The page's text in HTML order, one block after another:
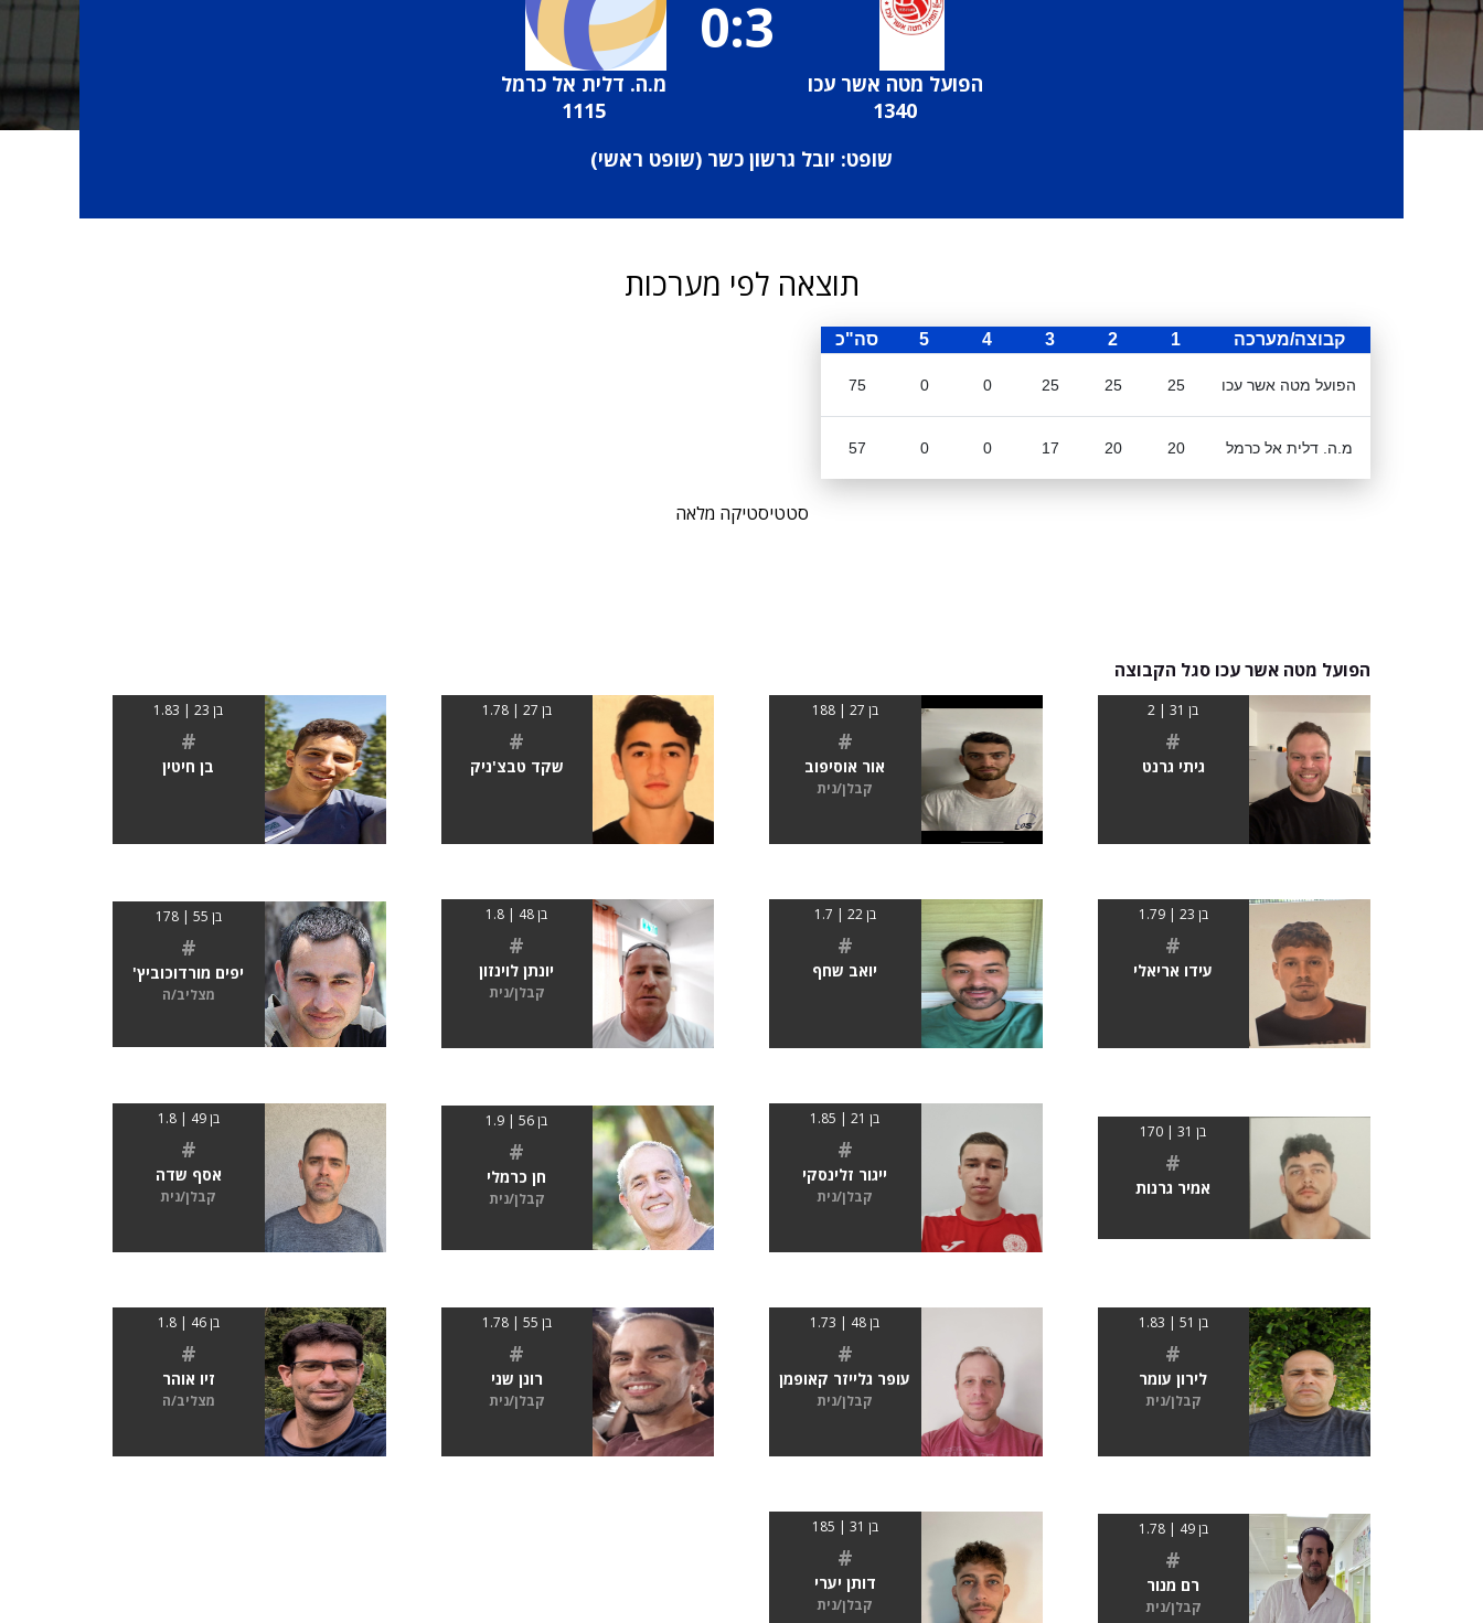
הפועל מטה אשר עכו
1340
0:3
מ.ה. דלית אל כרמל
1115
שופט: יובל גרשון כשר (שופט ראשי)
תוצאה לפי מערכות
קבוצה/מערכה 1
2
3
4
5 סה"כ
הפועל מטה אשר עכו 25
25
25
0
0
75
מ.ה. דלית אל כרמל 20
20
17
0
0
57
סטטיסטיקה מלאה
הפועל מטה אשר עכו סגל הקבוצה
בן 31 | 2
#
גיתי גרנט
בן 27 | 188
#
אור אוסיפוב
קבלן/נית
בן 27 | 1.78
#
שקד טבצ'ניק
בן 23 | 1.83
#
בן חיטין
בן 23 | 1.79
#
עידו אריאלי
בן 22 | 1.7
#
יואב שחף
בן 48 | 1.8
#
יונתן לוינזון
קבלן/נית
בן 55 | 178
#
יפים מורדוכוביץ'
מצליב/ה
בן 31 | 170
#
אמיר גרנות
בן 21 | 1.85
#
ייגור זלינסקי
קבלן/נית
בן 56 | 1.9
#
חן כרמלי
קבלן/נית
בן 49 | 1.8
#
אסף שדה
קבלן/נית
בן 51 | 1.83
#
לירון עומר
קבלן/נית
בן 48 | 1.73
#
עופר גלייזר קאופמן
קבלן/נית
בן 55 | 1.78
#
רונן שני
קבלן/נית
בן 46 | 1.8
#
זיו אוהר
מצליב/ה
בן 49 | 1.78
#
רם מנור
קבלן/נית
בן 31 | 185
#
דותן יערי
קבלן/נית